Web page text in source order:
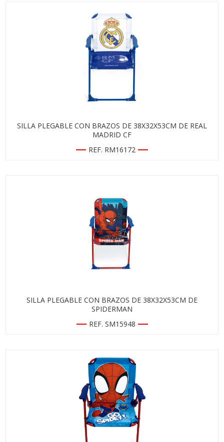
SILLA PLEGABLE CON BRAZOS DE 38X32X53CM DE REAL
MADRID CF
REF. RM16172
SILLA PLEGABLE CON BRAZOS DE 38X32X53CM DE
SPIDERMAN
REF. SM15948